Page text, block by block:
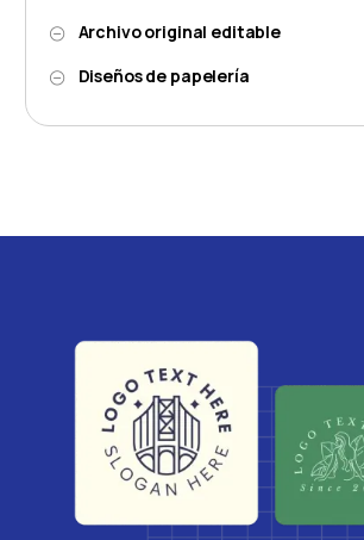
Archivo original editable
Diseños de papelería